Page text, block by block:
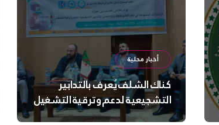
أخبار محلية
كناك الشلف يُعرف بالتدابير
التشجيعية لدعم وترقية التشغيل